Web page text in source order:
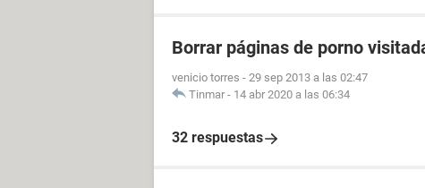
Borrar páginas de porno
venicio torres - 29 sep 2013 a las 02:47
Tinmar - 14 abr 2020 a las 06:34
32 respuestas